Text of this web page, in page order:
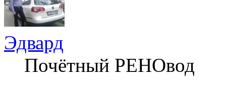
Эдвард
Почётный РЕНОвод